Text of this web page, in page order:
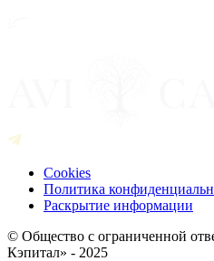
Cookies
Политика
Раскрытие информации
© Общество с ограниченной
Кэпитал» - 2025